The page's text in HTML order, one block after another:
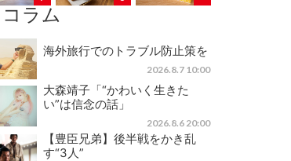
コラム
海外旅行でのトラブル防止策を
2026.8.7 10:00
大森靖子「“かわいく生きた
い”は信念の話」
2026.8.6 20:00
【豊臣兄弟】後半戦をかき乱
す“3人”